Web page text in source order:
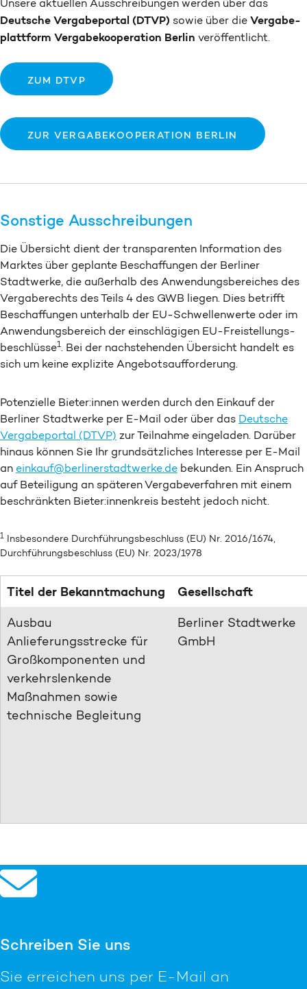
Unsere aktuellen Aus­schreibungen werden über das
Deutsche Vergabe­portal (DTVP) sowie über die Vergabe­
plattform Vergabe­kooperation Berlin veröffentlicht.
ZUM DTVP
ZUR VERGABE­KOOPERATION BERLIN
Sonstige Ausschreibungen
Die Über­sicht dient der transparenten Information des
Marktes über geplante Beschaffungen der Berliner
Stadtwerke, die außerhalb des Anwendungs­bereiches des
Vergabe­rechts des Teils 4 des GWB liegen. Dies betrifft
Beschaffungen unterhalb der EU-Schwellen­werte oder im
Anwendungs­bereich der einschlägigen EU-Freistellungs­
beschlüsse1. Bei der nach­stehenden Über­sicht handelt es
sich um keine explizite Angebots­aufforderung.
Potenzielle Bieter:innen werden durch den Einkauf der
Berliner Stadtwerke per E-Mail oder über das Deutsche
Vergabe­portal (DTVP) zur Teil­nahme eingeladen. Darüber
hinaus können Sie Ihr grund­sätzliches Interesse per E-Mail
an einkauf@berlinerstadtwerke.de bekunden. Ein Anspruch
auf Beteiligung an späteren Vergabe­verfahren mit einem
beschränkten Bieter:innen­kreis besteht jedoch nicht.
1 Insbesondere Durchführungs­beschluss (EU) Nr. 2016/1674,
Durchführungs­beschluss (EU) Nr. 2023/1978
Titel der Bekanntmachung Gesellschaft
Ausbau
Anlieferungsstrecke für
Großkomponenten und
verkehrslenkende
Maßnahmen sowie
technische Begleitung
Berliner Stadtwerke
GmbH
Schreiben Sie uns
Sie erreichen uns per E-Mail an